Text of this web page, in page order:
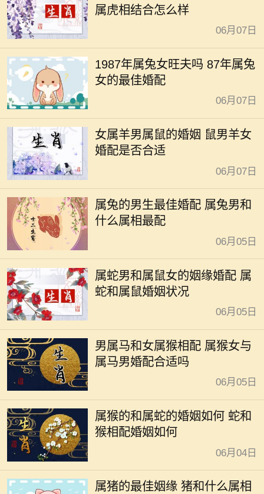
属虎相结合怎么样
06月07日
1987年属兔女旺夫吗 87年属兔
女的最佳婚配
06月07日
女属羊男属鼠的婚姻 鼠男羊女
婚配是否合适
06月07日
属兔的男生最佳婚配 属兔男和
什么属相最配
06月05日
属蛇男和属鼠女的姻缘婚配 属
蛇和属鼠婚姻状况
06月05日
男属马和女属猴相配 属猴女与
属马男婚配合适吗
06月05日
属猴的和属蛇的婚姻如何 蛇和
猴相配婚姻如何
06月04日
属猪的最佳姻缘 猪和什么属相